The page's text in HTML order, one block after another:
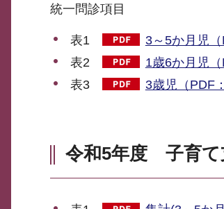
統一問診項目
表1
3～5か月児（
表2
1歳6か月児（
表3
3歳児（PDF
令和5年度 子育て